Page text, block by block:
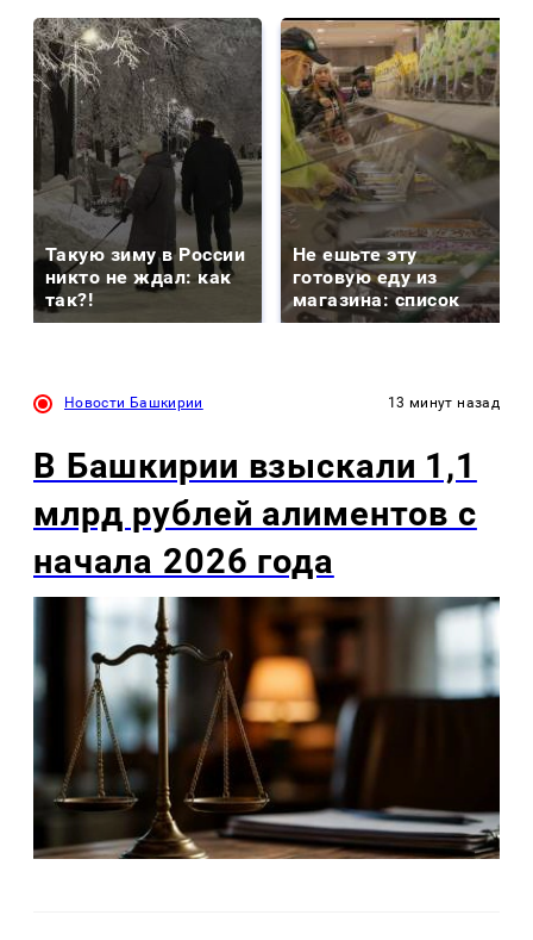
Такую зиму в России
никто не ждал: как
так?!
Не ешьте эту
готовую еду из
магазина: список
Новости Башкирии 13 минут назад
В Башкирии взыскали 1,1
млрд рублей алиментов с
начала 2026 года